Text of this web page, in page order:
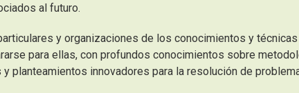
al futuro.
y organizaciones de los conocimientos y
para ellas, con profundos conocimientos sobre
planteamientos innovadores para la resolución de